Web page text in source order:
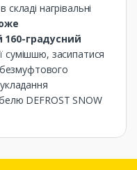
нагрівальні
160-градусний
сумішшю, засипатися
DEFROST SNOW